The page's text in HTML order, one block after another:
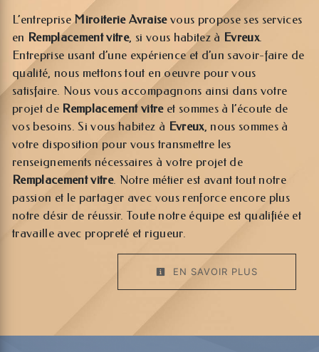
L’entrepriseMiroiterie Avraisevous propose ses services
en Remplacement vitre, si vous habitez à Evreux.
Entreprise usant d’une expérience et d’un savoir-faire de
qualité, nous mettons tout en oeuvre pour vous
satisfaire. Nous vous accompagnons ainsi dans votre
projet de Remplacement vitreet sommes à l’écoute de
vos besoins. Si vous habitez à Evreux, nous sommes à
votre disposition pour vous transmettre les
renseignements nécessaires à votre projet de
Remplacement vitre. Notre métier est avant tout notre
passion et le partager avec vous renforce encore plus
notre désir de réussir. Toute notre équipe est qualifiée et
travaille avec propreté et rigueur.
EN SAVOIR PLUS